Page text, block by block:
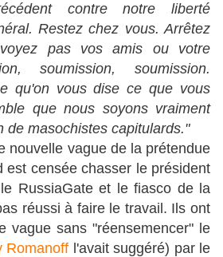
contre notre liberté
Restez chez vous. Arrêtez
pas vos amis ou votre
soumission, soumission.
qu'on vous dise ce que vous
que nous soyons vraiment
de masochistes capitulards."
nouvelle vague de la prétendue
est censée chasser le président
RussiaGate et le fiasco de la
réussi à faire le travail. Ils ont
vague sans "réensemencer" le
Romanoff l'avait suggéré) par le